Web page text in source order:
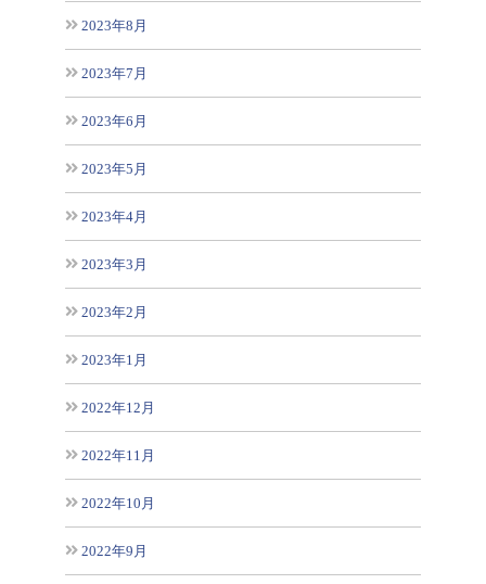
2023年8月
2023年7月
2023年6月
2023年5月
2023年4月
2023年3月
2023年2月
2023年1月
2022年12月
2022年11月
2022年10月
2022年9月